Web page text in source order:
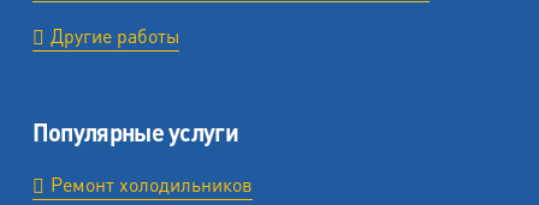
Другие работы
Популярные услуги
Ремонт холодильников